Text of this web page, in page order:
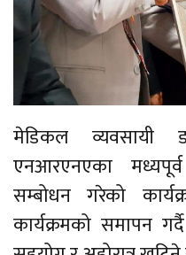
मेडिकल व्यवसायी
एनआरएनएका
सम्बोधन गरेको
कार्यक्रमको समापन